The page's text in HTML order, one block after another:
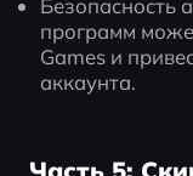
Безопасность
программ
Games и
аккаунта.